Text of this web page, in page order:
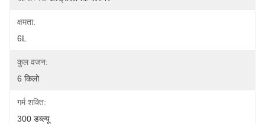
क्षमता:
6L
कुल वजन:
6 किलो
गर्म शक्ति:
300 डब्ल्यू